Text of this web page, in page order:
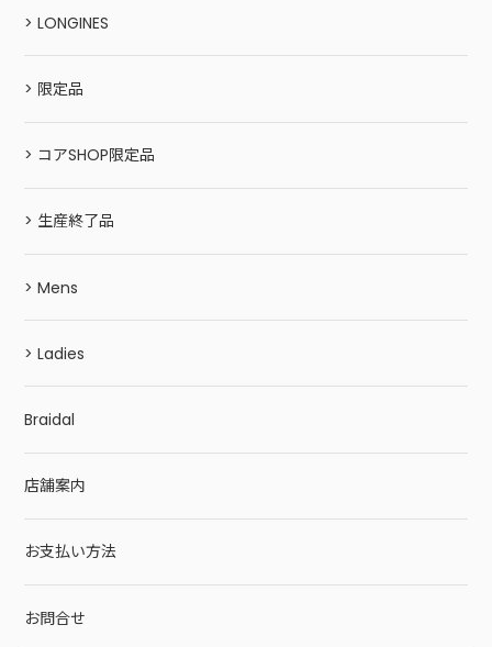
> LONGINES
> 限定品
> コアSHOP限定品
> 生産終了品
> Mens
> Ladies
Braidal
店舗案内
お支払い方法
お問合せ